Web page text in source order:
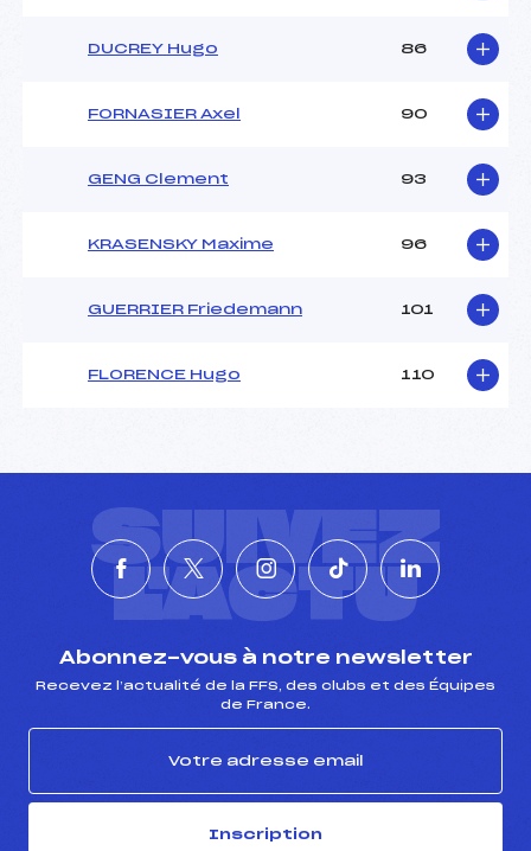
DUCREY Hugo 86
FORNASIER Axel 90
GENG Clement 93
KRASENSKY Maxime 96
GUERRIER Friedemann 101
FLORENCE Hugo 110
SUIVEZ
L'ACTU
Abonnez-vous à notre newsletter
Recevez l’actualité de la FFS, des clubs et des Équipes
de France.
Inscription